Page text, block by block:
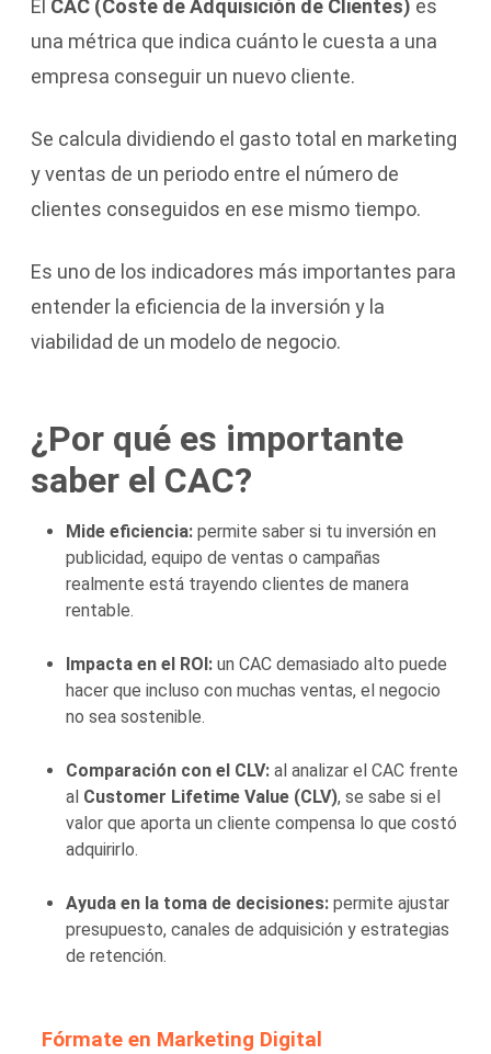
El CAC (Coste de Adquisición de Clientes) es
una métrica que indica cuánto le cuesta a una
empresa conseguir un nuevo cliente.
Se calcula dividiendo el gasto total en marketing
y ventas de un periodo entre el número de
clientes conseguidos en ese mismo tiempo.
Es uno de los indicadores más importantes para
entender la eficiencia de la inversión y la
viabilidad de un modelo de negocio.
¿Por qué es importante
saber el CAC?
Mide eficiencia:permite saber si tu inversión en
publicidad, equipo de ventas o campañas
realmente está trayendo clientes de manera
rentable.
Impacta en el ROI:un CAC demasiado alto puede
hacer que incluso con muchas ventas, el negocio
no sea sostenible.
Comparación con el CLV:al analizar el CAC frente
al Customer Lifetime Value (CLV), se sabe si el
valor que aporta un cliente compensa lo que costó
adquirirlo.
Ayuda en la toma de decisiones:permite ajustar
presupuesto, canales de adquisición y estrategias
de retención.
Fórmate en Marketing Digital